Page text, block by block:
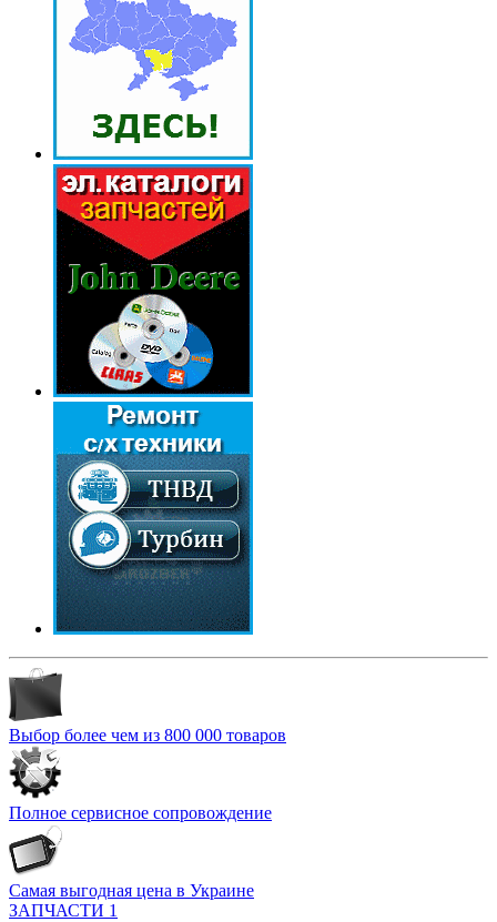
Выбор более чем из 800 000 товаров
Полное сервисное сопровождение
Самая выгодная цена в Украине
ЗАПЧАСТИ 1